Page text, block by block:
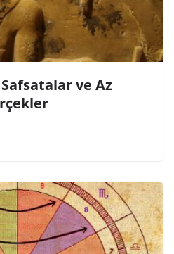
ve Az